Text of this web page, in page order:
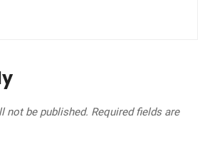
not be published. Required fields are